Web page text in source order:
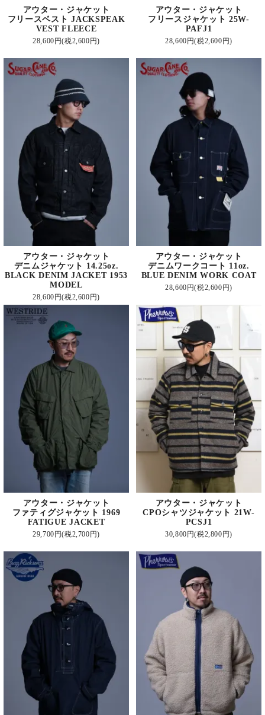
アウター・ジャケット
フリースベスト JACKSPEAK
VEST FLEECE
28,600円(税2,600円)
アウター・ジャケット
フリースジャケット 25W-
PAFJ1
28,600円(税2,600円)
アウター・ジャケット
デニムジャケット 14.25oz.
BLACK DENIM JACKET 1953
MODEL
28,600円(税2,600円)
アウター・ジャケット
デニムワークコート 11oz.
BLUE DENIM WORK COAT
28,600円(税2,600円)
アウター・ジャケット
ファティグジャケット 1969
FATIGUE JACKET
29,700円(税2,700円)
アウター・ジャケット
CPOシャツジャケット 21W-
PCSJ1
30,800円(税2,800円)